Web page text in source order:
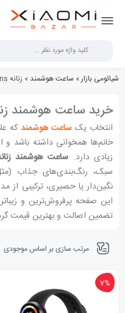
شیائومی بازار» ساعت هوشمند » زنانه Womens
خرید ساعت هوشمند
انتخاب یک ساعت هوشمند که
خانم‌ها همخوانی داشته باشد و
زیادی دارد. ساعت هوشمند
سبک، رنگ‌بندی‌های جذاب
نگین‌دار یا حصیری، ترکیبی از
این صفحه پرفروش‌ترین و
تضمین اصالت و بهترین قیمت
7%